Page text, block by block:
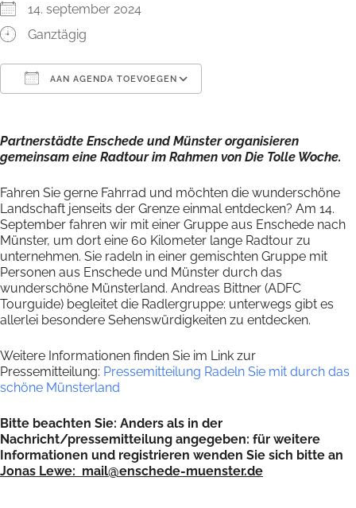
14. september 2024
Ganztägig
AAN AGENDA TOEVOEGEN
Partnerstädte Enschede und Münster organisieren
gemeinsam eine Radtour im Rahmen von Die Tolle Woche.
Fahren Sie gerne Fahrrad und möchten die wunderschöne
Landschaft jenseits der Grenze einmal entdecken? Am 14.
September fahren wir mit einer Gruppe aus Enschede nach
Münster, um dort eine 60 Kilometer lange Radtour zu
unternehmen. Sie radeln in einer gemischten Gruppe mit
Personen aus Enschede und Münster durch das
wunderschöne Münsterland. Andreas Bittner (ADFC
Tourguide) begleitet die Radlergruppe: unterwegs gibt es
allerlei besondere Sehenswürdigkeiten zu entdecken.
Weitere Informationen finden Sie im Link zur
Pressemitteilung: Pressemitteilung Radeln Sie mit durch das
schöne Münsterland
Bitte beachten Sie: Anders als in der
Nachricht/pressemitteilung angegeben: für weitere
Informationen und registrieren wenden Sie sich bitte an
Jonas Lewe: mail@enschede-muenster.de